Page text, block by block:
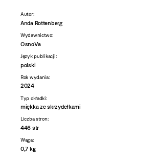
Autor:
Anda Rottenberg
Wydawnictwo:
OsnoVa
Język publikacji:
polski
Rok wydania:
2024
Typ okładki:
miękka ze skrzydełkami
Liczba stron:
446 str
Waga:
0,7 kg